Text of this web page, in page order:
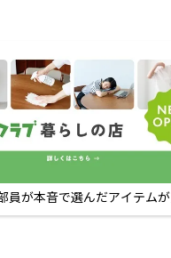
員が本音で選んだアイテムが